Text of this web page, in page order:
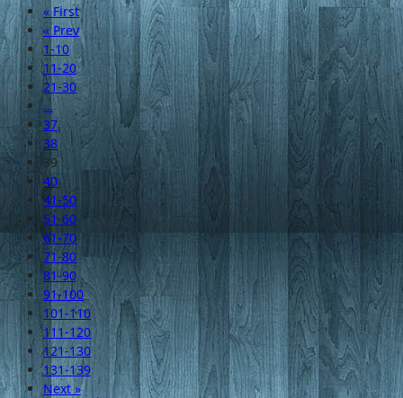
« First
« Prev
1-10
11-20
21-30
…
37
38
39
40
41-50
51-60
61-70
71-80
81-90
91-100
101-110
111-120
121-130
131-139
Next »